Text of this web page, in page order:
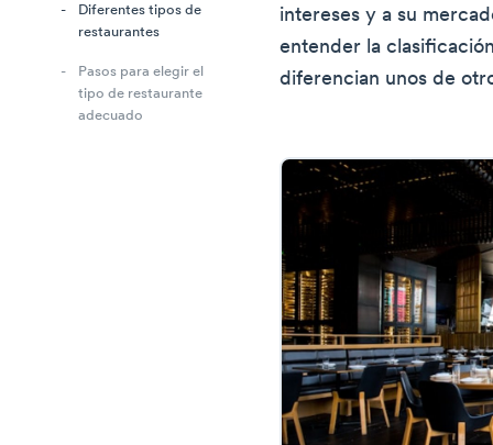
Diferentes tipos de
restaurantes
Pasos para elegir el
tipo de restaurante
adecuado
intereses y a su
entender la
diferencian unos de